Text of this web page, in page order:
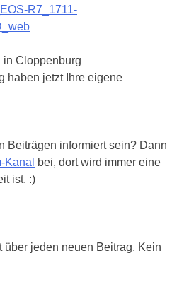
in Cloppenburg
haben jetzt Ihre eigene
Beiträgen informiert sein? Dann
Kanal
bei, dort wird immer eine
ist. :)
über jeden neuen Beitrag. Kein